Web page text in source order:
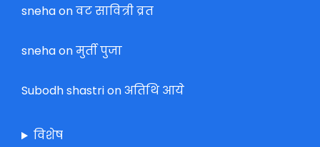
snehaonवट सावित्री व्रत
snehaonमुर्ती पुजा
Subodh shastrionअतिथि आये
विशेष